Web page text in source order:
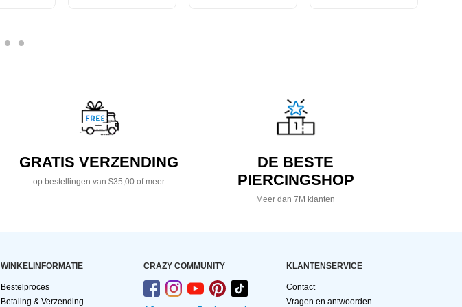
GRATIS VERZENDING
op bestellingen van $35,00 of meer
DE BESTE
PIERCINGSHOP
Meer dan 7M klanten
WINKELINFORMATIE
Bestelproces
Betaling & Verzending
CRAZY COMMUNITY KLANTENSERVICE
Contact
Vragen en antwoorden